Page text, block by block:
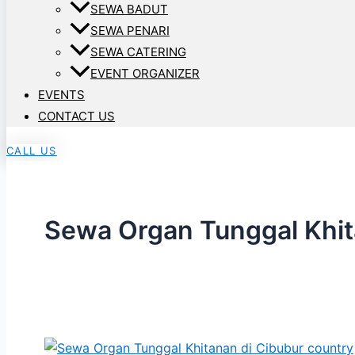
SEWA BADUT
SEWA PENARI
SEWA CATERING
EVENT ORGANIZER
EVENTS
CONTACT US
CALL US
Sewa Organ Tunggal